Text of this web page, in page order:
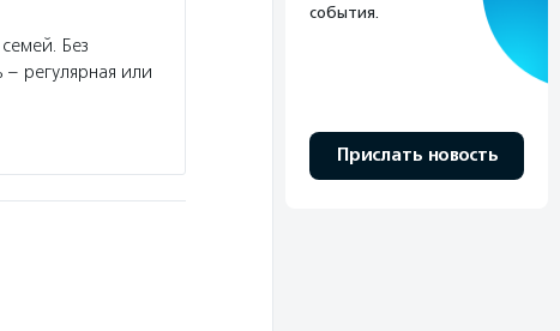
Без
регулярная или
события.
Прислать новость